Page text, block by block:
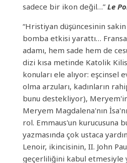
sadece bir ikon değil…”Le
“Hristiyan düşüncesinin
bomba etkisi yarattı…
adamı, hem sade hem de
dizi kısa metinde Katolik
konuları ele alıyor: eşcinsel
olma arzuları, kadınların
bunu destekliyor),
Meryem Magdalena'nın
rol. Emmaus'un kurucusuna
yazmasında çok ustaca
Lenoir, ikincisinin, II. John
geçerliliğini kabul etmesiyle